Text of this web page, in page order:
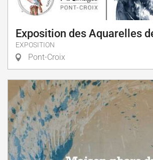
Exposition des Aquarelles
EXPOSITION
Pont-Croix